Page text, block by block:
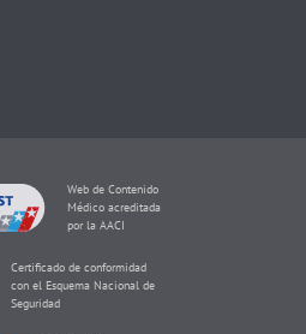
Web de Contenido
Médico acreditada
por la AACI
Certificado de conformidad
con el Esquema Nacional de
Seguridad